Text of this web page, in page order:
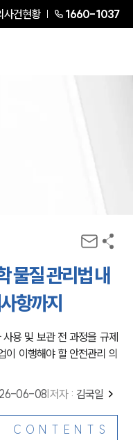
사건현황 1660-1037
물질 관리법 내
항까지
용 및 보관 전 과정을 규제
이 이행해야 할 안전관리 의
06-08 저자 : 김국일
CONTENTS